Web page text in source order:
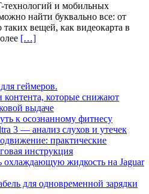
технологий и мобильных
найти буквально все: от
вещей, как видеокарта в
[…]
геймеров.
которые снижают
выдаче
к осознанному фитнесу
3 — анализ слухов и утечек
практические
инструкция
охлаждающую жидкость на Jaguar
для одновременной зарядки